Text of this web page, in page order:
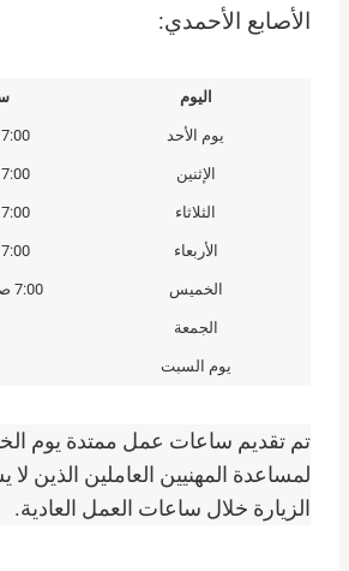
الأصابع الأحمدي:
اليوم
يوم الأحد 7:00 AM – 2:00 PM
الإثنين 7:00 AM – 2:00 PM
الثلاثاء 7:00 AM – 2:00 PM
الأربعاء 7:00 AM – 2:00 PM
الخميس 7:00 صباحاً – 7:00 مساءً
الجمعة
يوم السبت
تم تقديم ساعات عمل ممتدة يوم
لمساعدة المهنيين العاملين الذين
الزيارة خلال ساعات العمل العادية.